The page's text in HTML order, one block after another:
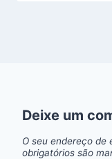
Deixe um
O seu endereço de
obrigatórios são